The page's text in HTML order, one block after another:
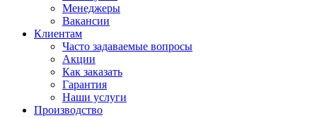
Менеджеры
Вакансии
Клиентам
Часто задаваемые вопросы
Акции
Как заказать
Гарантия
Наши услуги
Производство